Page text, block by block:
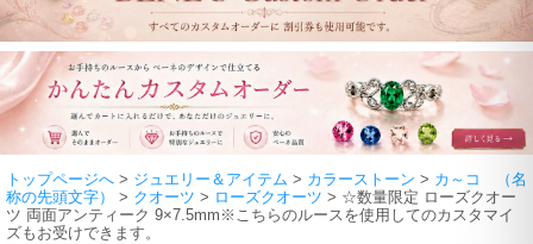
トップページへ > ジュエリー＆アイテム > カラーストーン > カ～コ （名
称の先頭文字）
> クオーツ > ローズクオーツ > ☆数量限定 ローズクオー
ツ 両面アンティーク 9×7.5mm※こちらのルースを使用してのカスタマイ
ズもお受けできます。